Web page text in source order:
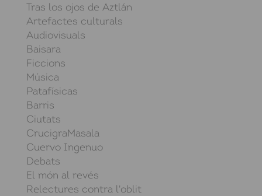
Tras los ojos de Aztlán
Artefactes culturals
Audiovisuals
Baisara
Ficcions
Música
Patafísicas
Barris
Ciutats
CrucigraMasala
Cuervo Ingenuo
Debats
El món al revés
Relectures contra l'oblit